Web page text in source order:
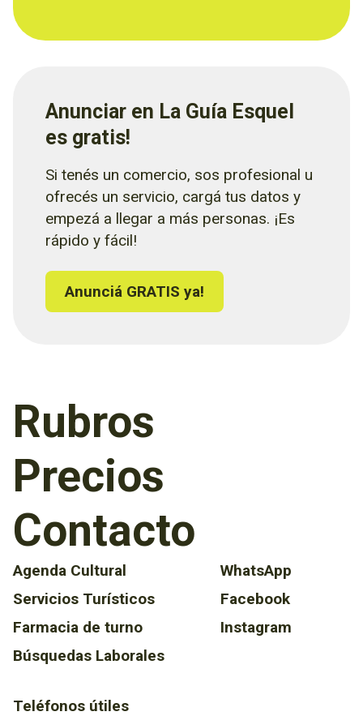
Anunciar en La Guía Esquel
es gratis!
Si tenés un comercio, sos profesional u
ofrecés un servicio, cargá tus datos y
empezá a llegar a más personas. ¡Es
rápido y fácil!
Anunciá GRATIS ya!
Rubros
Precios
Contacto
Agenda Cultural
Servicios Turísticos
Farmacia de turno
Búsquedas Laborales
Teléfonos útiles
WhatsApp
Facebook
Instagram